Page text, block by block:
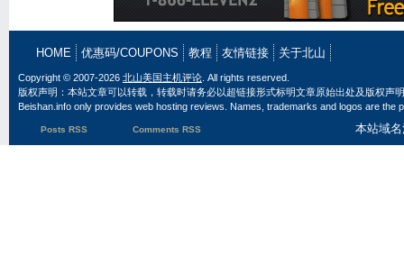
HOME 优惠码/COUPONS 教程 友情链接 关于北山
Copyright © 2007-2026 北山美国主机评论 . All rights reserved.
版权声明：本站文章可以转载，转载时请务必以超链接形式标明文章原始出处及版权声
Beishan.info only provides web hosting reviews. Names, trademarks and logos are
Posts RSS Comments RSS 本站域